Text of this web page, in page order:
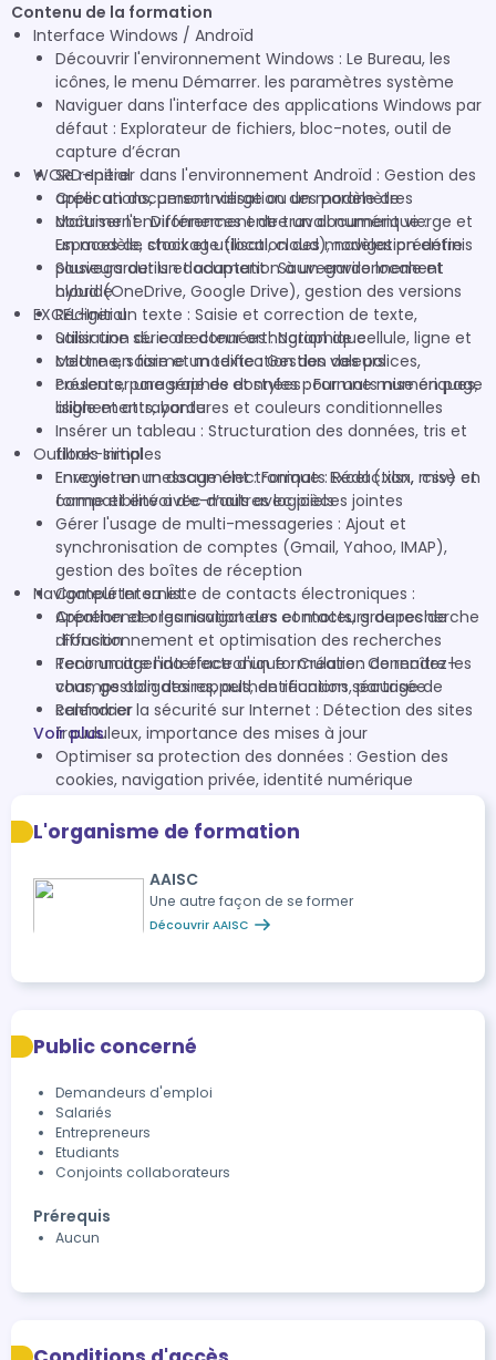
Contenu de la formation
Interface Windows / Androïd
Découvrir l'environnement Windows : Le Bureau, les
icônes, le menu Démarrer. les paramètres système
Naviguer dans l'interface des applications Windows par
défaut : Explorateur de fichiers, bloc-notes, outil de
capture d’écran
Se repérer dans l'environnement Androïd : Gestion des
applications, personnalisation des paramètres
Maîtriser l'environnement de travail numérique :
Espaces de stockage (local, cloud), navigation entre
plusieurs outils et adaptation à un environnement
hybride
WORD-Initial
Créer un document vierge ou un modèle de
document : Différences entre un document vierge et
un modèle, choix et utilisation des modèles prédéfinis
Sauvegarder un document : Sauvegarde locale et
cloud (OneDrive, Google Drive), gestion des versions
Rédiger un texte : Saisie et correction de texte,
utilisation du correcteur orthographique
Mettre en forme un texte : Gestion des polices,
couleurs, paragraphes et styles pour une mise en page
lisible et attrayante
EXCEL-Initial
Saisir une série de données : Notion de cellule, ligne et
colonne, saisie et modification des valeurs
Présenter une série de données : Formats numériques,
alignements, bordures et couleurs conditionnelles
Insérer un tableau : Structuration des données, tris et
filtres simples
Enregistrer un document : Formats Excel (.xlsx, .csv) et
compatibilité avec d’autres logiciels
Outlook-Initial
Envoyer un message électronique : Rédaction, mise en
forme et envoi d’e-mails avec pièces jointes
Gérer l'usage de multi-messageries : Ajout et
synchronisation de comptes (Gmail, Yahoo, IMAP),
gestion des boîtes de réception
Compléter sa liste de contacts électroniques :
Création et organisation des contacts, groupes de
diffusion
Tenir un agenda électronique : Création de rendez-
vous, gestion des rappels, de réunions, partage de
calendrier
Navigateur Internet
Appréhender les navigateurs et moteurs de recherche
: Fonctionnement et optimisation des recherches
Reconnaitre l'interface d'un formulaire : Connaître les
champs obligatoires, authentification sécurisée
Renforcer la sécurité sur Internet : Détection des sites
frauduleux, importance des mises à jour
Optimiser sa protection des données : Gestion des
cookies, navigation privée, identité numérique
Voir plus
L'organisme de formation
AAISC
Une autre façon de se former
Découvrir AAISC
Public concerné
Demandeurs d'emploi
Salariés
Entrepreneurs
Etudiants
Conjoints collaborateurs
Prérequis
Aucun